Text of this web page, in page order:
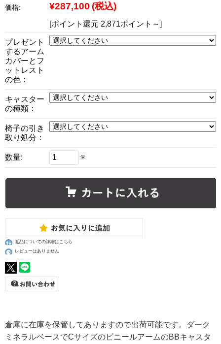
価格: ¥287,100 (税込)
[ポイント還元 2,871ポイント～]
プレゼント
するアーム
カバーとフ
ットレスト
の色：
キャスター
の種類：
椅子の引き
取り処分：
数量: 個
返品についての詳細はこちら
レビューはありません
倉庫に在庫を保管してありますので出荷可能です。ダーク
ミネラルベースでCサイズのビニールアームのBBキャスタ